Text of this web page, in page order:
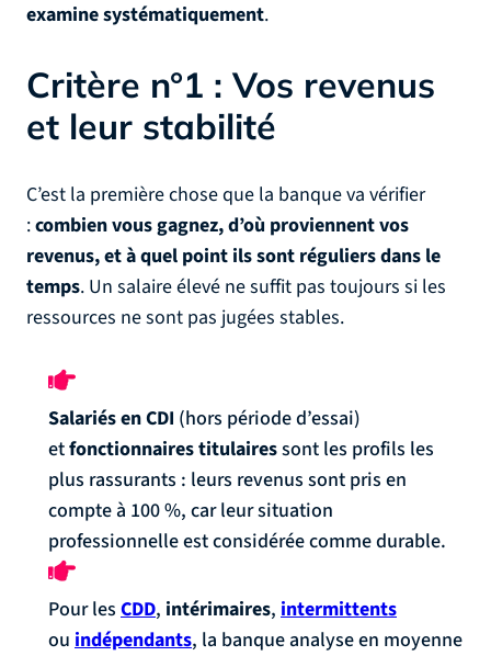
examine systématiquement.
Critère n°1 : Vos revenus
et leur stabilité
C’est la première chose que la banque va vérifier
:combien vous gagnez, d’où proviennent vos
revenus, et à quel point ils sont réguliers dans le
temps. Un salaire élevé ne suffit pas toujours si les
ressources ne sont pas jugées stables.
Salariés en CDI (hors période d’essai)
etfonctionnaires titulairessont les profils les
plus rassurants : leurs revenus sont pris en
compte à 100 %, car leur situation
professionnelle est considérée comme durable.
Pour les CDD, intérimaires, intermittents
ou indépendants, la banque analyse en moyenne